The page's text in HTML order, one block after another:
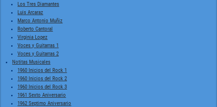
Los Tres Diamantes
Luis Arcaraz
Marco Antonio Muñiz
Roberto Cantoral
Virginia Lopez
Voces y Guitarras 1
Voces y Guitarras 2
Notitas Musicales
1960 Inicios del Rock 1
1960 Inicios del Rock 2
1960 Inicios del Rock 3
1961 Sexto Aniversario
1962 Septimo Aniversario